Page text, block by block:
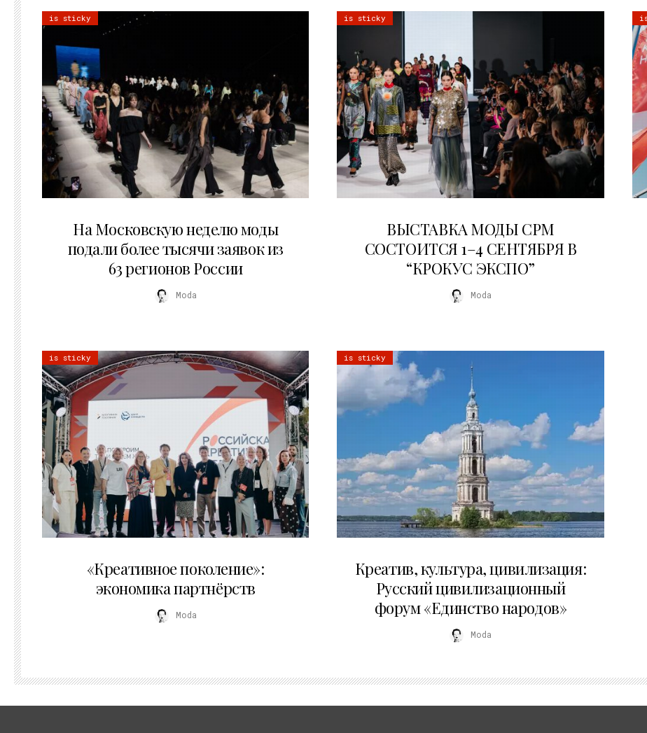
is sticky
На Московскую неделю моды
подали более тысячи заявок из
63 регионов России
Moda
is sticky
ВЫСТАВКА МОДЫ CPM
СОСТОИТСЯ 1–4 СЕНТЯБРЯ В
“КРОКУС ЭКСПО”
Moda
is sticky
«Креативное поколение»:
экономика партнёрств
Moda
is sticky
Креатив, культура, цивилизация:
Русский цивилизационный
форум «Единство народов»
Moda